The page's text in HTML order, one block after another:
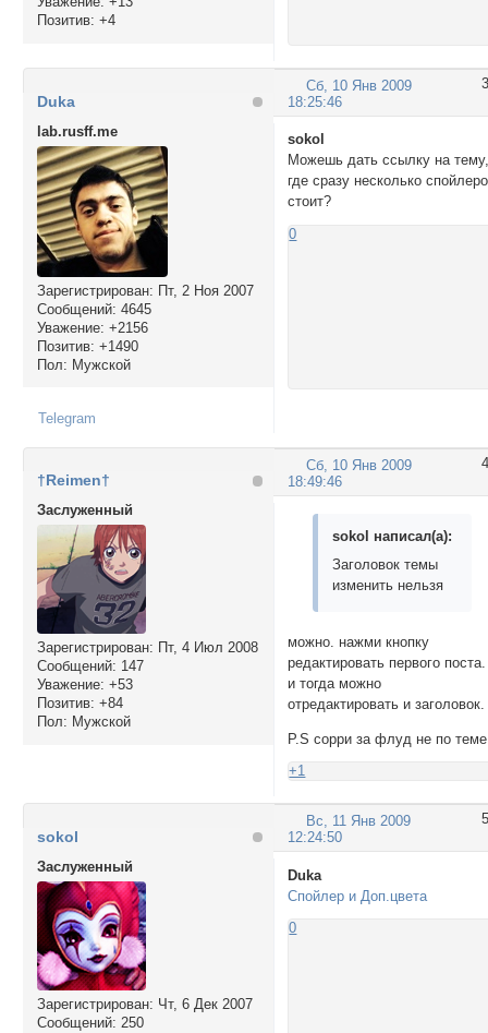
Позитив: +4
3
Сб, 10 Янв 2009
18:25:46
Duka
lab.rusff.me
Зарегистрирован: Пт, 2 Ноя 2007
Сообщений: 4645
Уважение: +2156
Позитив: +1490
Пол: Мужской
sokol
Можешь дать ссылку на
где сразу несколько
стоит?
0
Telegram
4
Сб, 10 Янв 2009
18:49:46
†Reimen†
Заслуженный
Зарегистрирован: Пт, 4 Июл 2008
Сообщений: 147
Уважение: +53
Позитив: +84
Пол: Мужской
sokol написал(а):
Заголовок темы
изменить нельзя
можно. нажми кнопку
редактировать первого поста.
и тогда можно
отредактировать и заголовок.
P.S сорри за флуд не по теме
+1
5
Вс, 11 Янв 2009
12:24:50
sokol
Заслуженный
Зарегистрирован: Чт, 6 Дек 2007
Сообщений: 250
Duka
Спойлер и Доп.цвета
0